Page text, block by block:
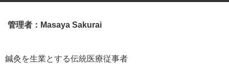
管理者：Masaya Sakurai
鍼灸を生業とする伝統医療従事者